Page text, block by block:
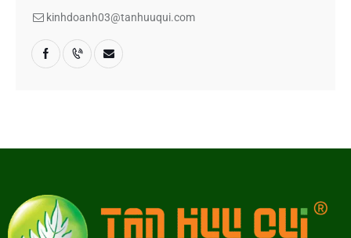
kinhdoanh03@tanhuuqui.com